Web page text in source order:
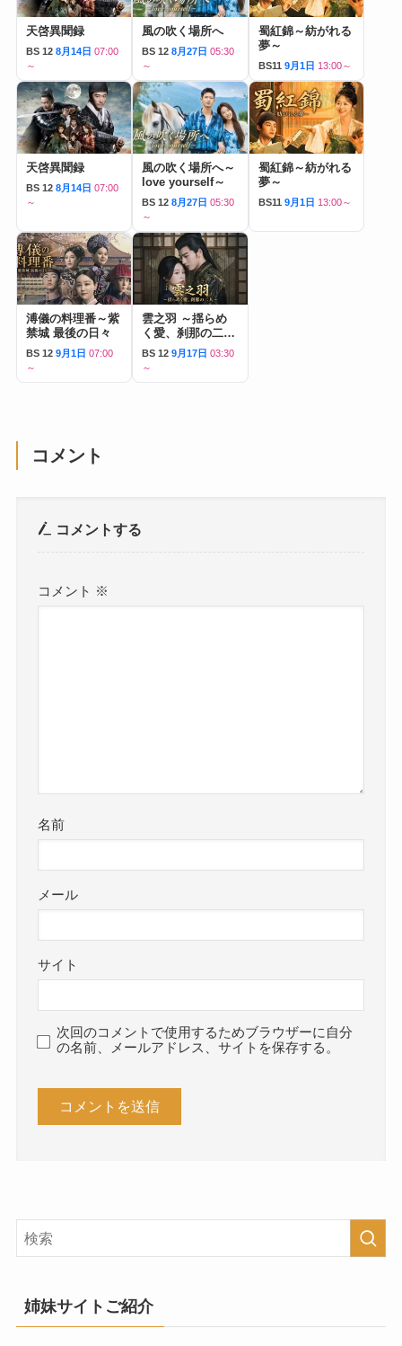
天啓異聞録
BS 12 8月14日 07:00
～
風の吹く場所へ
BS 12 8月27日 05:30
～
蜀紅錦～紡がれる
夢～
BS11 9月1日 13:00～
天啓異聞録
BS 12 8月14日 07:00
～
風の吹く場所へ～
love yourself～
BS 12 8月27日 05:30
～
蜀紅錦～紡がれる
夢～
BS11 9月1日 13:00～
溥儀の料理番～紫
禁城 最後の日々
BS 12 9月1日 07:00
～
雲之羽 ～揺らめ
く愛、刹那の二人
～
BS 12 9月17日 03:30
～
コメント
コメントする
コメント ※
名前
メール
サイト
次回のコメントで使用するためブラウザーに自分
の名前、メールアドレス、サイトを保存する。
姉妹サイトご紹介